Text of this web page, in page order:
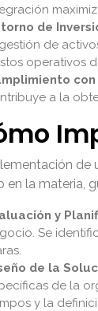
de
de
operativos
con
a la
de
en la materia,
y
Se
de la
de la
y la